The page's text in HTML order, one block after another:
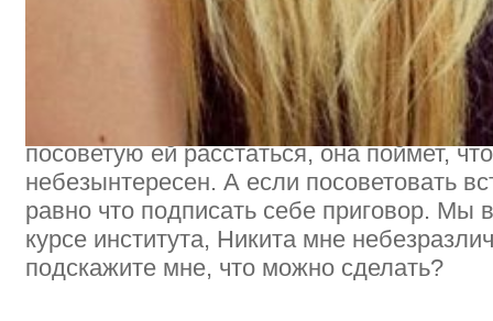
Мы с ним очень похожи, нам весело и
время он со мной встречается чаще,
друзья, а у меня в планах завоевать его
Марина (моя подруга) много раз
мне с ним делать? Подскажите, как ей
посоветую ей расстаться, она поймет,
небезынтересен. А если посоветовать
равно что подписать себе приговор. Мы
курсе института, Никита мне
подскажите мне, что можно сделать?